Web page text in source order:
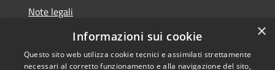
Note legali
Dichiarazione di accessibilità
×
Informazioni sui cookie
Questo sito web utilizza cookie tecnici e assimilati strettamente
necessari al corretto funzionamento e alla navigazione del sito,